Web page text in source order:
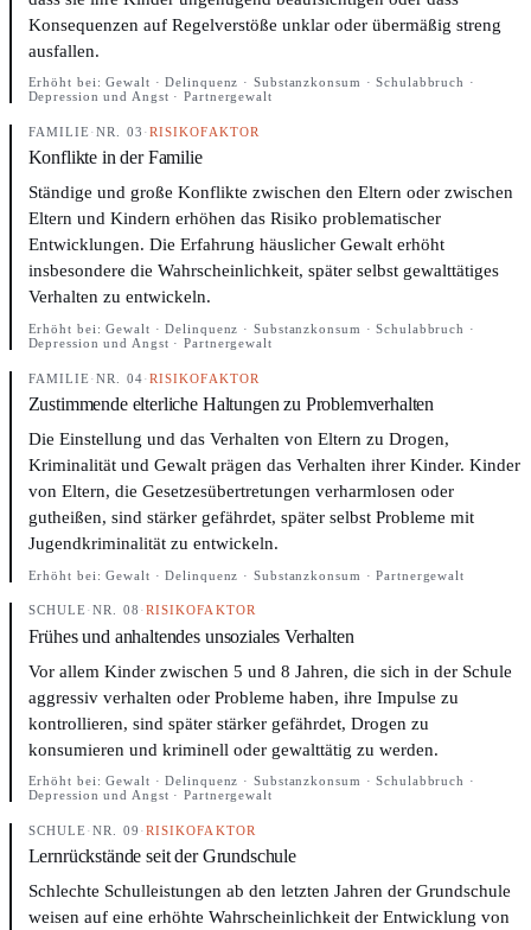
Konsequenzen auf Regelverstöße unklar oder übermäßig streng
ausfallen.
Erhöht bei:Gewalt · Delinquenz · Substanzkonsum · Schulabbruch ·
Depression und Angst · Partnergewalt
FAMILIE ·NR. 03 ·RISIKOFAKTOR
Konflikte in der Familie
Ständige und große Konflikte zwischen den Eltern oder zwischen
Eltern und Kindern erhöhen das Risiko problematischer
Entwicklungen. Die Erfahrung häuslicher Gewalt erhöht
insbesondere die Wahrscheinlichkeit, später selbst gewalttätiges
Verhalten zu entwickeln.
Erhöht bei:Gewalt · Delinquenz · Substanzkonsum · Schulabbruch ·
Depression und Angst · Partnergewalt
FAMILIE ·NR. 04·RISIKOFAKTOR
Zustimmende elterliche Haltungen zu Problemverhalten
Die Einstellung und das Verhalten von Eltern zu Drogen,
Kriminalität und Gewalt prägen das Verhalten ihrer Kinder. Kinder
von Eltern, die Gesetzesübertretungen verharmlosen oder
gutheißen, sind stärker gefährdet, später selbst Probleme mit
Jugendkriminalität zu entwickeln.
Erhöht bei:Gewalt · Delinquenz · Substanzkonsum · Partnergewalt
SCHULE ·NR. 08 ·RISIKOFAKTOR
Frühes und anhaltendes unsoziales Verhalten
Vor allem Kinder zwischen 5 und 8 Jahren, die sich in der Schule
aggressiv verhalten oder Probleme haben, ihre Impulse zu
kontrollieren, sind später stärker gefährdet, Drogen zu
konsumieren und kriminell oder gewalttätig zu werden.
Erhöht bei:Gewalt · Delinquenz · Substanzkonsum · Schulabbruch ·
Depression und Angst · Partnergewalt
SCHULE ·NR. 09 ·RISIKOFAKTOR
Lernrückstände seit der Grundschule
Schlechte Schulleistungen ab den letzten Jahren der Grundschule
weisen auf eine erhöhte Wahrscheinlichkeit der Entwicklung von